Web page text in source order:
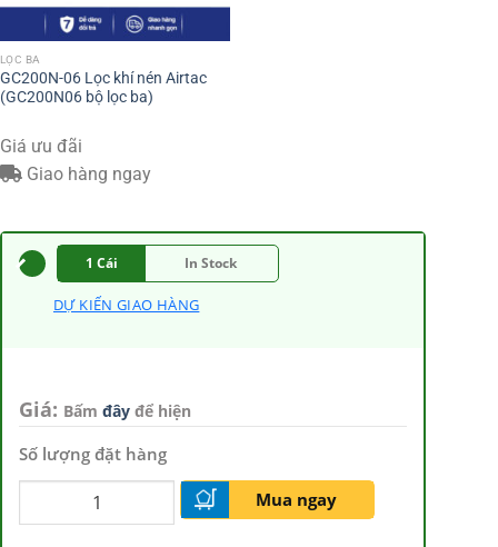
LỌC BA
GC200N-06 Lọc khí nén Airtac
(GC200N06 bộ lọc ba)
Giá ưu đãi
Giao hàng ngay
1 Cái In Stock
DỰ KIẾN GIAO HÀNG
Giá: Bấm đây để hiện
Số lượng đặt hàng
Mua ngay